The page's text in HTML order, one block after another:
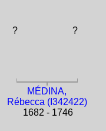
? ?
MÉDINA,
Rébecca (I342422)
1682 - 1746